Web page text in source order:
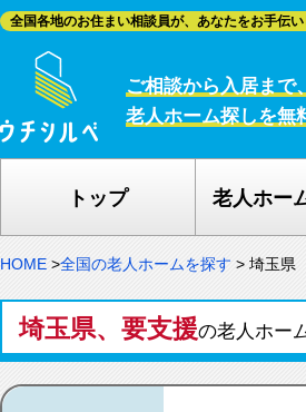
全国各地のお住まい相談員が、あなたをお手伝い
ご相談から入居まで
老人ホーム探しを無
トップ 老人ホー
HOME >全国の老人ホームを探す > 埼玉県
埼玉県、要支援の老人ホー